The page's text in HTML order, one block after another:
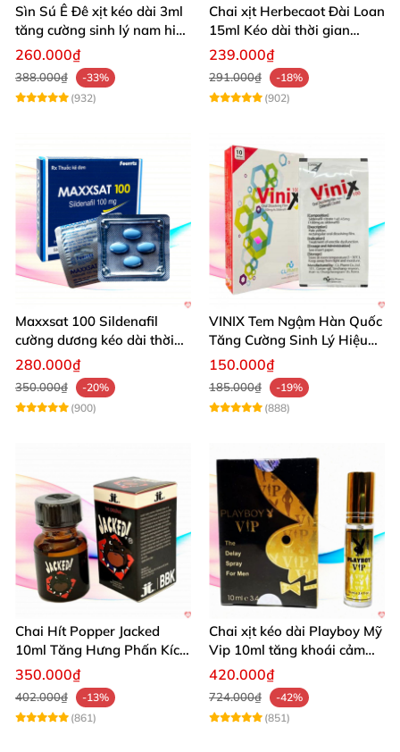
Sìn Sú Ê Đê xịt kéo dài 3ml
tăng cường sinh lý nam hiệu
quả
260.000₫
388.000₫
-33%
(932)
Chai xịt Herbecaot Đài Loan
15ml Kéo dài thời gian
Tăng khoái cảm
239.000₫
291.000₫
-18%
(902)
Maxxsat 100 Sildenafil
cường dương kéo dài thời
gian dùng hiệu quả nhanh
280.000₫
350.000₫
-20%
(900)
VINIX Tem Ngậm Hàn Quốc
Tăng Cường Sinh Lý Hiệu
Quả
150.000₫
185.000₫
-19%
(888)
Chai Hít Popper Jacked
10ml Tăng Hưng Phấn Kích
Thích Mạnh Mẽ
350.000₫
402.000₫
-13%
(861)
Chai xịt kéo dài Playboy Mỹ
Vip 10ml tăng khoái cảm
nam
420.000₫
724.000₫
-42%
(851)